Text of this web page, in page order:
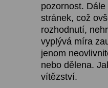
pozornost.
stránek, což
rozhodnutí,
vyplývá míra
jenom
nebo dělena.
vítězství.